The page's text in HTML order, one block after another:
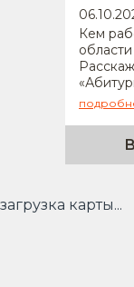
06
Кем
загрузка карты...